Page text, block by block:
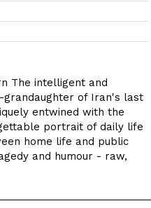
The intelligent and
grandaughter of Iran's last
entwined with the
portrait of daily life
home life and public
and humour - raw,